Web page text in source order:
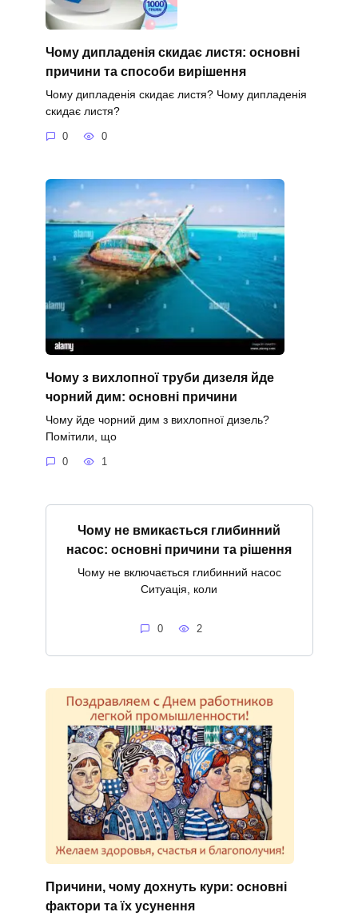
Чому дипладенія скидає листя: основні
причини та способи вирішення
Чому дипладенія скидає листя? Чому дипладенія
скидає листя?
0 0
Чому з вихлопної труби дизеля йде
чорний дим: основні причини
Чому йде чорний дим з вихлопної дизель?
Помітили, що
0 1
Чому не вмикається глибинний
насос: основні причини та рішення
Чому не включається глибинний насос
Ситуація, коли
0 2
Причини, чому дохнуть кури: основні
фактори та їх усунення